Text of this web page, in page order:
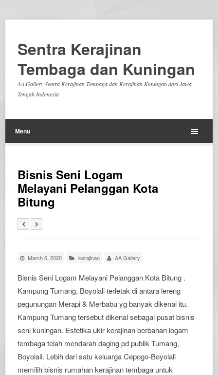
Sentra Kerajinan
Tembaga dan Kuningan
AA Gallery Sentra Kerajinan Tembaga dan Kerajinan Kuningan dari Jawa
Tengah Indonesia
Menu
Bisnis Seni Logam
Melayani Pelanggan Kota
Bitung
March 6, 2020 kerajinan AA Gallery
Bisnis Seni Logam Melayani Pelanggan Kota Bitung .
Kampung Tumang, Boyolali terletak di antara lereng
pegunungan Merapi & Merbabu yg banyak dikenal itu.
Kampung Tumang tersebut dikenal sebagai pusat bisnis
seni kuningan. Estetika ukir kerajinan berbahan logam
tembaga telah mendarah daging pd publik Tumang,
Boyolali. Lebih dari satu keluarga Cepogo-Boyolali
memilih bisnis rumahan kerajinan tembaga untuk